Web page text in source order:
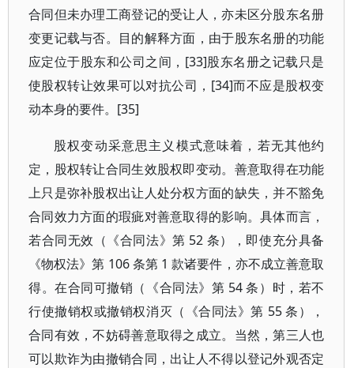
合同但未办理工商登记的受让人，亦未区分股东名册
变更记载与否。目的解释方面，由于股东名册的功能
应定位于股东和公司之间，[33]股东名册之记载只是
使股权转让效果可以对抗公司，[34]而不应是股权变
动本身的要件。[35]
股权变动采意思主义模式意味着，若无其他约
定，股权转让合同生效股权即变动。善意取得在功能
上只是弥补股权出让人处分权方面的缺失，并不豁免
合同效力方面的瑕疵对善意取得的影响。具体而言，
若合同无效（《合同法》第 52 条），即使充分具备
《物权法》第 106 条第 1 款诸要件，亦不成立善意取
得。在合同可撤销（《合同法》第 54 条）时，若不
行使撤销权或撤销权消灭（《合同法》第 55 条），
合同有效，不妨碍善意取得之成立。当然，第三人也
可以欺诈为由撤销合同，出让人不得以登记外观否定